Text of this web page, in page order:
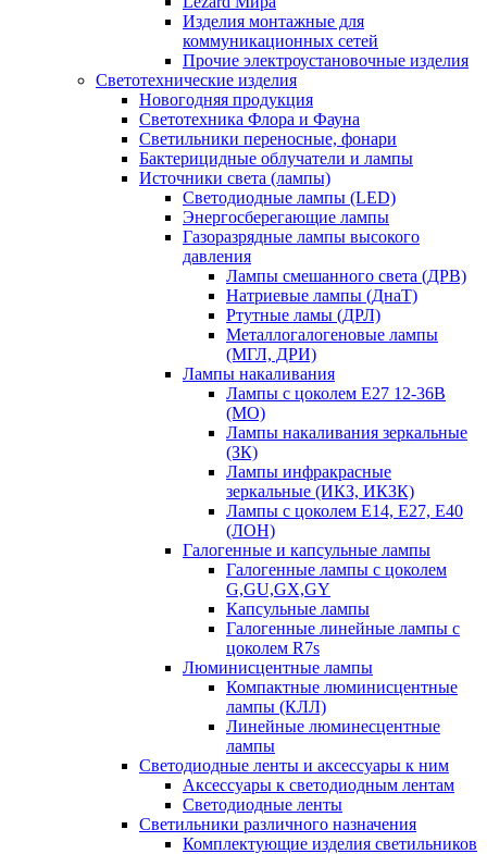
Изделия монтажные для
коммуникационных сетей
Прочие электроустановочные изделия
Светотехнические изделия
Новогодняя продукция
Светотехника Флора и Фауна
Светильники переносные, фонари
Бактерицидные облучатели и лампы
Источники света (лампы)
Светодиодные лампы (LED)
Энергосберегающие лампы
Газоразрядные лампы высокого
давления
Лампы смешанного света (ДРВ)
Натриевые лампы (ДнаТ)
Ртутные ламы (ДРЛ)
Металлогалогеновые лампы
(МГЛ, ДРИ)
Лампы накаливания
Лампы с цоколем Е27 12-36В
(МО)
Лампы накаливания зеркальные
(ЗК)
Лампы инфракрасные
зеркальные (ИКЗ, ИКЗК)
Лампы с цоколем Е14, Е27, Е40
(ЛОН)
Галогенные и капсульные лампы
Галогенные лампы с цоколем
G,GU,GX,GY
Капсульные лампы
Галогенные линейные лампы с
цоколем R7s
Люминисцентные лампы
Компактные люминисцентные
лампы (КЛЛ)
Линейные люминесцентные
лампы
Светодиодные ленты и аксессуары к ним
Аксессуары к светодиодным лентам
Светодиодные ленты
Светильники различного назначения
Комплектующие изделия светильников